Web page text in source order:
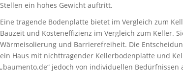
Stellen ein hohes Gewicht auftritt.
Eine tragende Bodenplatte bietet im Vergleich zum
Bauzeit und Kosteneffizienz im Vergleich zum Keller.
Wärmeisolierung und Barrierefreiheit. Die
ein Haus mit nichttragender Kellerbodenplatte und
„baumento.de“ jedoch von individuellen